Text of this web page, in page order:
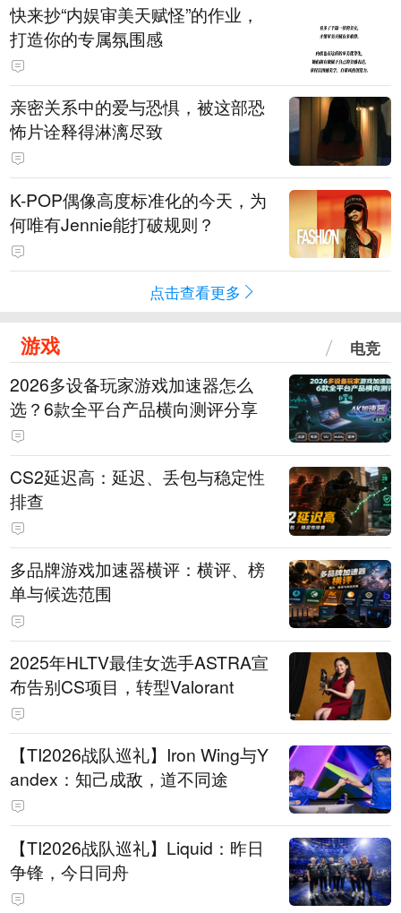
快来抄“内娱审美天赋怪”的作业，
打造你的专属氛围感
亲密关系中的爱与恐惧，被这部恐
怖片诠释得淋漓尽致
K-POP偶像高度标准化的今天，为
何唯有Jennie能打破规则？
点击查看更多
游戏 电竞
2026多设备玩家游戏加速器怎么
选？6款全平台产品横向测评分享
CS2延迟高：延迟、丢包与稳定性
排查
多品牌游戏加速器横评：横评、榜
单与候选范围
2025年HLTV最佳女选手ASTRA宣
布告别CS项目，转型Valorant
【TI2026战队巡礼】Iron Wing与Y
andex：知己成敌，道不同途
【TI2026战队巡礼】Liquid：昨日
争锋，今日同舟